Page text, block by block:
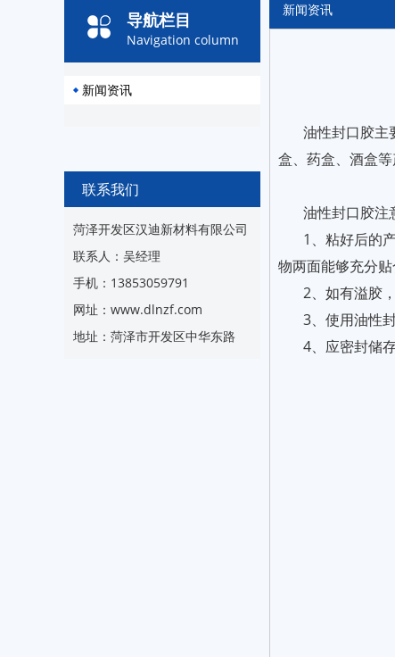
导航栏目
Navigation column
新闻资讯
联系我们
菏泽开发区汉迪新材料有限公司
联系人：吴经理
手机：13853059791
网址：www.dlnzf.com
地址：菏泽市开发区中华东路
新闻资讯
油性封口胶主
盒、药盒、酒盒
油性封口胶注
1、粘好后的
物两面能够充分贴
2、如有溢胶
3、使用油性
4、应密封储